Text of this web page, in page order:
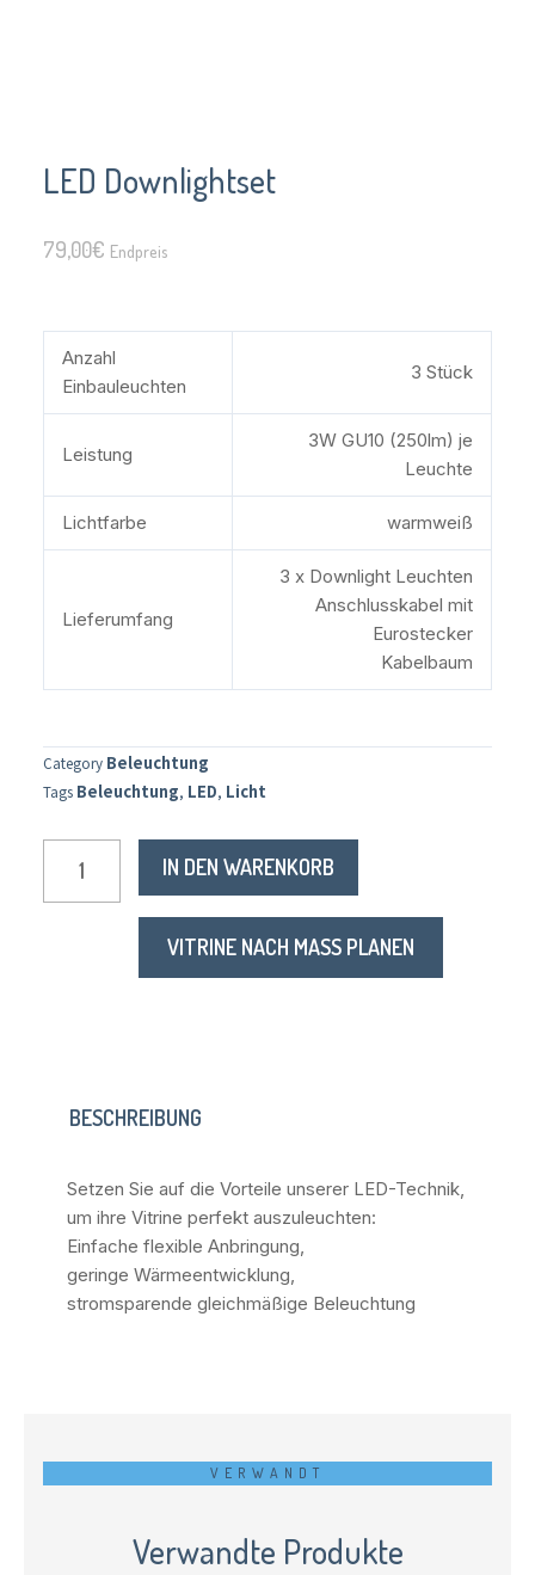
LED Downlightset
79,00€ Endpreis
Anzahl
Einbauleuchten
3 Stück
Leistung
3W GU10 (250lm) je
Leuchte
Lichtfarbe warmweiß
Lieferumfang
3 x Downlight Leuchten
Anschlusskabel mit
Eurostecker
Kabelbaum
Category Beleuchtung
Tags Beleuchtung, LED, Licht
IN DEN WARENKORB
VITRINE NACH MASS PLANEN
BESCHREIBUNG
Setzen Sie auf die Vorteile unserer LED-Technik,
um ihre Vitrine perfekt auszuleuchten:
Einfache flexible Anbringung,
geringe Wärmeentwicklung,
stromsparende gleichmäßige Beleuchtung
VERWANDT
Verwandte Produkte